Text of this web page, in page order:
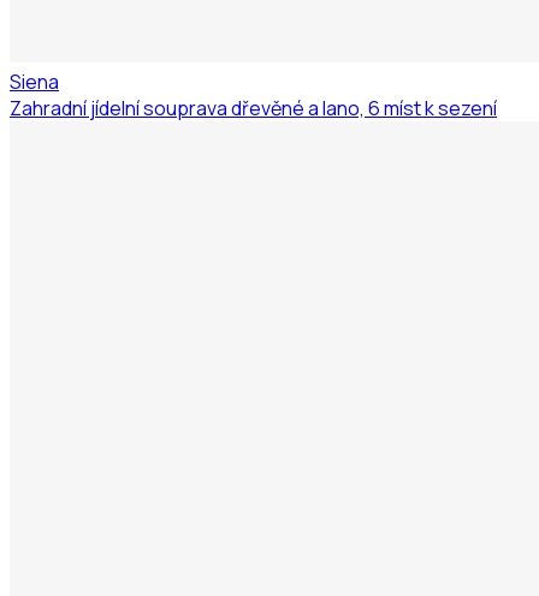
Siena
Zahradní jídelní souprava dřevěné a lano, 6 míst k sezení